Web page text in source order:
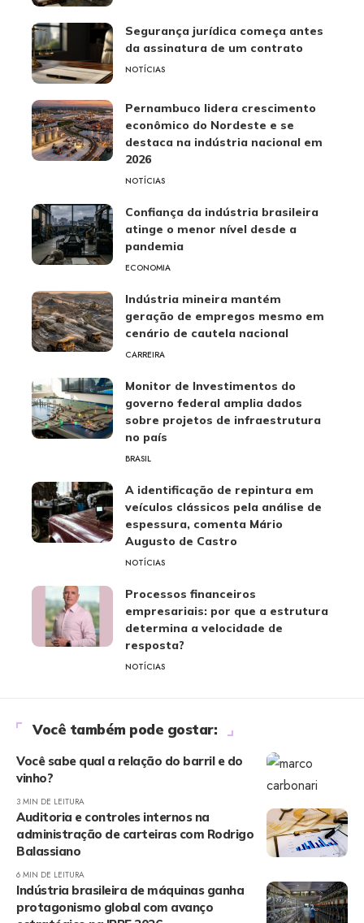
Segurança jurídica começa antes
da assinatura de um contrato
NOTÍCIAS
Pernambuco lidera crescimento
econômico do Nordeste e se
destaca na indústria nacional em
2026
NOTÍCIAS
Confiança da indústria brasileira
atinge o menor nível desde a
pandemia
ECONOMIA
Indústria mineira mantém
geração de empregos mesmo em
cenário de cautela nacional
CARREIRA
Monitor de Investimentos do
governo federal amplia dados
sobre projetos de infraestrutura
no país
BRASIL
A identificação de repintura em
veículos clássicos pela análise de
espessura, comenta Mário
Augusto de Castro
NOTÍCIAS
Processos financeiros
empresariais: por que a estrutura
determina a velocidade de
resposta?
NOTÍCIAS
Você também pode gostar:
Você sabe qual a relação do barril e do
vinho?
3 MIN DE LEITURA
Auditoria e controles internos na
administração de carteiras com Rodrigo
Balassiano
6 MIN DE LEITURA
Indústria brasileira de máquinas ganha
protagonismo global com avanço